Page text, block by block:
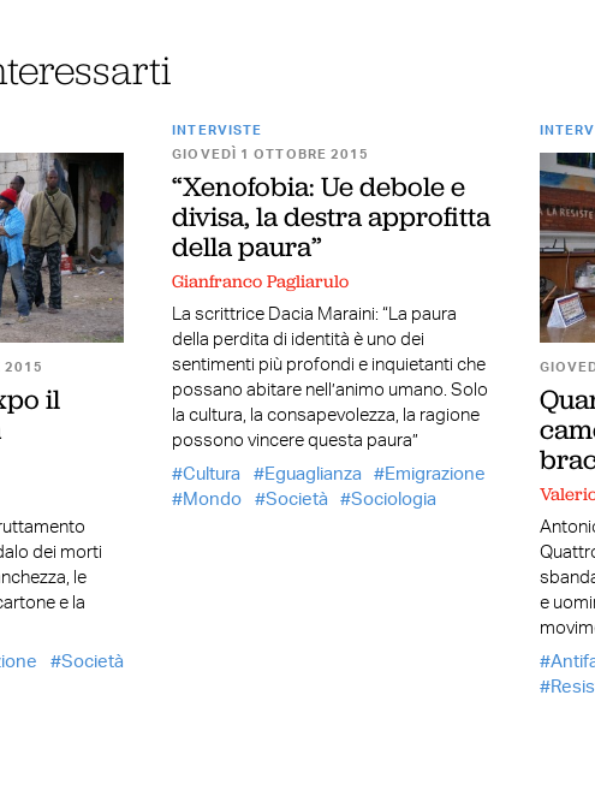
2015
il
dei morti
le
e la
Società
INTERVISTE
GIOVEDÌ 1 OTTOBRE 2015
“Xenofobia: Ue debole e
divisa, la destra approfitta
della paura”
Gianfranco Pagliarulo
La scrittrice Dacia Maraini: “La paura
della perdita di identità è uno dei
sentimenti più profondi e inquietanti che
possano abitare nell’animo umano. Solo
la cultura, la consapevolezza, la ragione
possono vincere questa paura”
Cultura
Eguaglianza
Emigrazione
Mondo
Società Sociologia
e